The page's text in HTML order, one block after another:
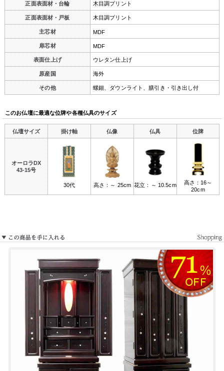
正面表面材・台輪 木目調プリント
正面表面材・戸板 木目調プリント
主芯材 MDF
扉芯材 MDF
表面仕上げ ウレタン仕上げ
原産国 海外
その他 螺鈿、ダウンライト、膳引き・引き出し付
このお仏壇に最適な位牌や各種仏具のサイズ
仏壇サイズ 掛け軸 仏像 仏具 位牌
オーロラDX
43-15号
30代 高さ：～ 25cm 花立：～ 10.5cm
高さ：16～
20cm